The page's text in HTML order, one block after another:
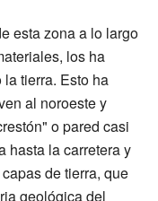
esta zona a lo largo
los ha
tierra. Esto ha
al noroeste y
o pared casi
hasta la carretera y
de tierra, que
geológica del